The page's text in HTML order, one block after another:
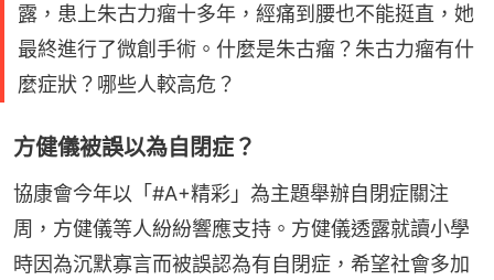
露，患上朱古力瘤十多年，經痛到腰也不能挺直，她
最終進行了微創手術。什麼是朱古瘤？朱古力瘤有什
麼症狀？哪些人較高危？
方健儀被誤以為自閉症？
協康會今年以「#A+精彩」為主題舉辦自閉症關注
周，方健儀等人紛紛響應支持。方健儀透露就讀小學
時因為沉默寡言而被誤認為有自閉症，希望社會多加